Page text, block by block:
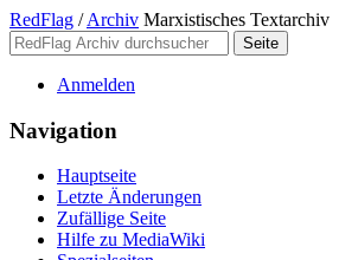
RedFlag / Archiv Marxistisches Textarchiv
Anmelden
Navigation
Hauptseite
Letzte Änderungen
Zufällige Seite
Hilfe zu MediaWiki